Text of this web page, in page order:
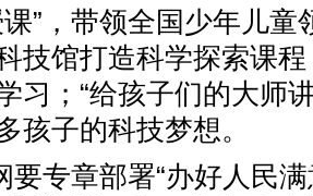
”，带领全国少年儿童
技馆打造科学探索课
习；“给孩子们的大师
孩子的科技梦想。
要专章部署“办好人民